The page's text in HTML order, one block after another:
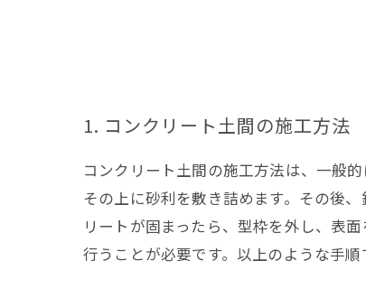
1. コンクリート土間の施工方法
コンクリート土間の施工方法は、一般
その上に砂利を敷き詰めます。その後
リートが固まったら、型枠を外し、表
行うことが必要です。以上のような手